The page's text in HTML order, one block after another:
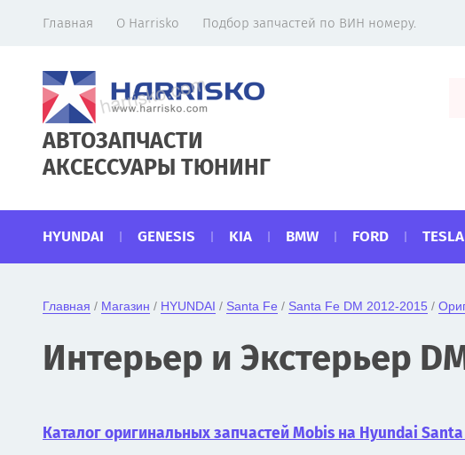
Главная О Harrisko Подбор запчастей по ВИН номеру.
АВТОЗАПЧАСТИ
АКСЕССУАРЫ ТЮНИНГ
HYUNDAI GENESIS KIA BMW FORD TESLA
Главная / Магазин / HYUNDAI / Santa Fe / Santa Fe DM 2012-2015 /
Интерьер и Экстерьер
Каталог оригинальных запчастей Mobis на Hyundai